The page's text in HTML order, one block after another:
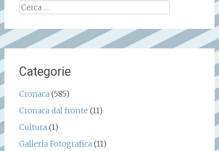
Ricerca
per:
Categorie
Cronaca (585)
Cronaca dal fronte (11)
Cultura (1)
Galleria Fotografica (11)